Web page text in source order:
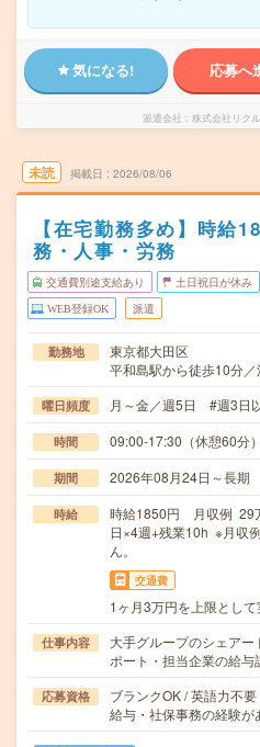
気になる! 応募へ
派遣会社 株式会社リク
未読 掲載日 2026/08/06
【在宅勤務多め】時給
務・人事・労務
交通費別途支給あり 土日祝日が休み
WEB登録OK 派遣
勤務地
東京都大田区
平和島駅から徒歩10分
曜日頻度 月～金／週5日 #週3日
時間 09:00-17:30（休憩60分
期間 2026年08月24日～長
時給
時給1850円 月収例 29
日×4週+残業10h ※月収
ん。
交通費
1ヶ月3万円を上限とし
仕事内容
大手グループのシェア
ポート・担当企業の給
応募資格
ブランクOK / 英語力不要
給与・社保事務の経験が